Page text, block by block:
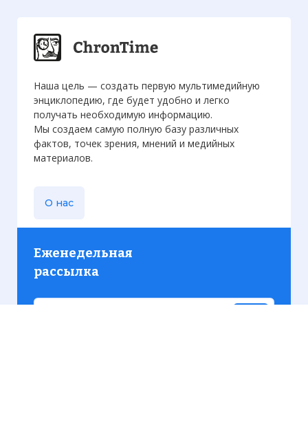
Наша цель — создать первую мультимедийную
энциклопедию, где будет удобно и легко
получать необходимую информацию.
Мы создаем самую полную базу различных
фактов, точек зрения, мнений и медийных
материалов.
О нас
Еженедельная
рассылка